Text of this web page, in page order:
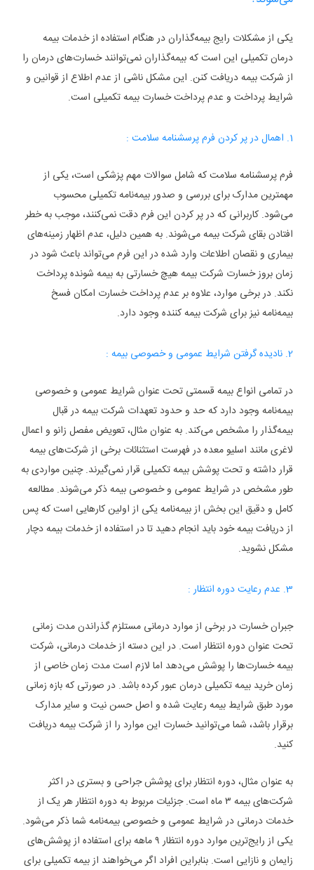
یکی از مشکلات رایج بیمه‌گذاران در هنگام استفاده از خدمات بیمه
درمان تکمیلی این است که بیمه‌گذاران نمی‌توانند خسارت‌های درمان را
از شرکت بیمه دریافت کنن. این مشکل ناشی از عدم اطلاع از قوانین و
شرایط پرداخت و عدم پرداخت خسارت بیمه تکمیلی است.
1. اهمال در پر کردن فرم پرسشنامه سلامت :
فرم پرسشنامه سلامت که شامل سوالات مهم پزشکی است، یکی از
مهمترین مدارک برای بررسی و صدور بیمه‌نامه تکمیلی محسوب
می‌شود. کاربرانی که در پر کردن این فرم دقت نمی‌کنند، موجب به خطر
افتادن بقای شرکت بیمه می‌شوند. به همین دلیل، عدم اظهار زمینه‌های
بیماری و نقصان اطلاعات وارد شده در این فرم می‌تواند باعث شود در
زمان بروز خسارت شرکت بیمه هیچ خسارتی به بیمه شونده پرداخت
نکند. در برخی موارد، علاوه بر عدم پرداخت خسارت امکان فسخ
بیمه‌نامه نیز برای شرکت بیمه کننده وجود دارد.
2. نادیده گرفتن شرایط عمومی و خصوصی بیمه :
در تمامی انواع بیمه قسمتی تحت عنوان شرایط عمومی و خصوصی
بیمه‌نامه وجود دارد که حد و حدود تعهدات شرکت بیمه در قبال
بیمه‌گذار را مشخص می‌کند. به عنوان مثال، تعویض مفصل زانو و اعمال
لاغری مانند اسلیو معده در فهرست استثنائات برخی از شرکت‌های بیمه
قرار داشته و تحت پوشش بیمه تکمیلی قرار نمی‌گیرند. چنین مواردی به
طور مشخص در شرایط عمومی و خصوصی بیمه ذکر می‌شوند. مطالعه
کامل و دقیق این بخش از بیمه‌نامه یکی از اولین کارهایی است که پس
از دریافت بیمه خود باید انجام دهید تا در استفاده از خدمات بیمه دچار
مشکل نشوید.
3. عدم رعایت دوره انتظار :
جبران خسارت در برخی از موارد درمانی مستلزم گذراندن مدت زمانی
تحت عنوان دوره انتظار است. در این دسته از خدمات درمانی، شرکت
بیمه خسارت‌ها را پوشش می‌دهد اما لازم است مدت زمان خاصی از
زمان خرید بیمه تکمیلی درمان عبور کرده باشد. در صورتی که بازه زمانی
مورد طبق شرایط بیمه رعایت شده و اصل حسن نیت و سایر مدارک
برقرار باشد، شما می‌توانید خسارت این موارد را از شرکت بیمه دریافت
کنید.
به عنوان مثال، دوره انتظار برای پوشش جراحی و بستری در اکثر
شرکت‌های بیمه ۳ ماه است. جزئیات مربوط به دوره انتظار هر یک از
خدمات درمانی در شرایط عمومی و خصوصی بیمه‌نامه شما ذکر می‌شود.
یکی از رایج‌ترین موارد دوره انتظار ۹ ماهه برای استفاده از پوشش‌های
زایمان و نازایی است. بنابراین افراد اگر می‌خواهند از بیمه تکمیلی برای